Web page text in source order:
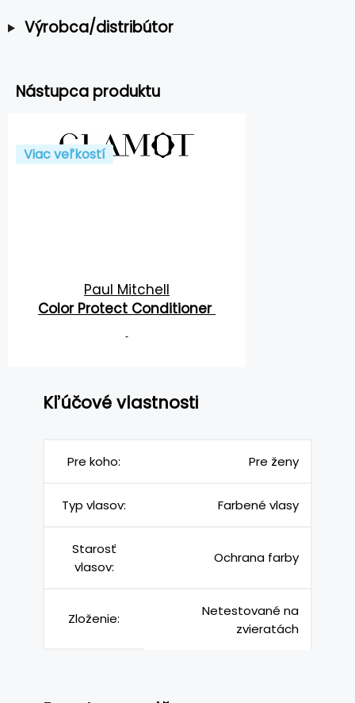
Výrobca/distribútor
Nástupca produktu
Viac veľkostí
Paul Mitchell
Color Protect Conditioner
Kľúčové vlastnosti
Pre koho: Pre ženy
Typ vlasov: Farbené vlasy
Starosť
vlasov:
Ochrana farby
Zloženie:
Netestované na
zvieratách